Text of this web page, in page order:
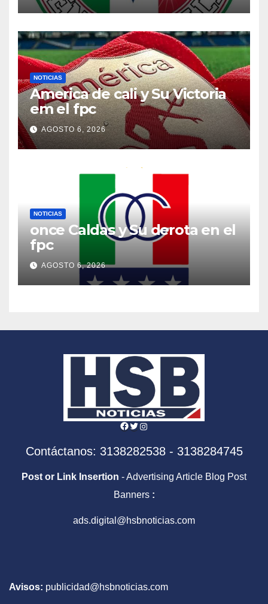
NOTICIAS
America de cali y Su Victoria
em el fpc
AGOSTO 6, 2026
NOTICIAS
once Caldas y Su derota en el
fpc
AGOSTO 6, 2026
Facebook
Twitter
Instagram
Contáctanos: 3138282538 - 3138284745
Post or Link Insertion - Advertising Article Blog Post
Banners :
ads.digital@hsbnoticias.com
Avisos: publicidad@hsbnoticias.com